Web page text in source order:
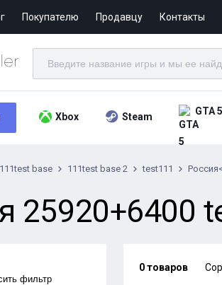
Покупателю Продавцу Контакты
Xbox Steam GTA 5
111test base 111test base 2 test111
25920+6400
фильтр
0 товаров